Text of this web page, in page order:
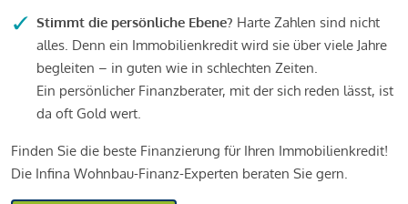
Stimmt die persönliche Ebene? Harte Zahlen sind nicht
alles. Denn ein Immobilienkredit wird sie über viele Jahre
begleiten – in guten wie in schlechten Zeiten.
Ein persönlicher Finanzberater, mit der sich reden lässt, ist
da oft Gold wert.
Finden Sie die beste Finanzierung für Ihren Immobilienkredit!
Die Infina Wohnbau-Finanz-Experten beraten Sie gern.